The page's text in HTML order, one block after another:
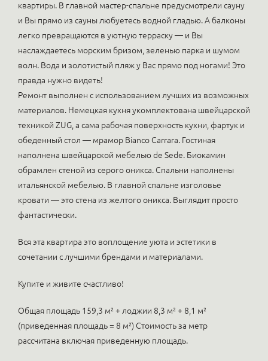
квартиры. В главной мастер-спальне предусмотрели сауну
и Вы прямо из сауны любуетесь водной гладью. А балконы
легко превращаются в уютную терраску — и Вы
наслаждаетесь морским бризом, зеленью парка и шумом
волн. Вода и золотистый пляж у Вас прямо под ногами! Это
правда нужно видеть!
Ремонт выполнен с использованием лучших из возможных
материалов. Немецкая кухня укомплектована швейцарской
техникой ZUG, а сама рабочая поверхность кухни, фартук и
обеденный стол — мрамор Bianco Carrara. Гостиная
наполнена швейцарской мебелью de Sede. Биокамин
обрамлен стеной из серого оникса. Спальни наполнены
итальянской мебелью. В главной спальне изголовье
кровати — это стена из желтого оникса. Выглядит просто
фантастически.
Вся эта квартира это воплощение уюта и эстетики в
сочетании с лучшими брендами и материалами.
Купите и живите счастливо!
Общая площадь 159,3 м² + лоджии 8,3 м² + 8,1 м²
(приведенная площадь = 8 м²) Стоимость за метр
рассчитана включая приведенную площадь.